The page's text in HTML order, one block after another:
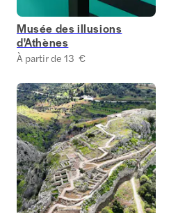
Musée des illusions
d'Athènes
À partir de 13 €